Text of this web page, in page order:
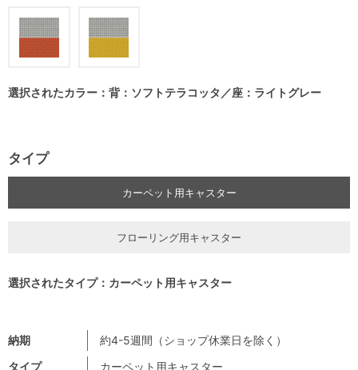
納期
約4-5週間（ショップ休業日を除く）
タイプ
カーペット用キャスター
選択されたカラー：背：ソフトテラコッタ／座：ライトグレー
タイプ
カーペット用キャスター
フローリング用キャスター
選択されたタイプ：カーペット用キャスター